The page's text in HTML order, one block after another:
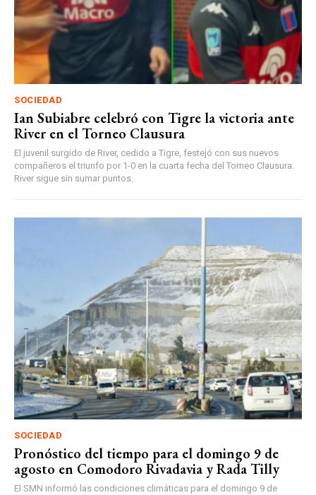
SOCIEDAD
Ian Subiabre celebró con Tigre la victoria ante
River en el Torneo Clausura
El juvenil surgido de River, cedido a Tigre, festejó con sus nuevos
compañeros el triunfo por 1-0 en la cuarta fecha del Torneo Clausura.
River sigue sin sumar puntos.
SOCIEDAD
Pronóstico del tiempo para el domingo 9 de
agosto en Comodoro Rivadavia y Rada Tilly
El SMN informó las condiciones climáticas para el domingo 9 de